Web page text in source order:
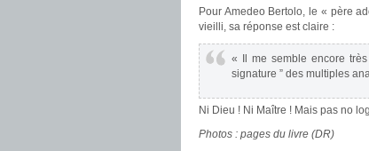
Pour Amedeo Bertolo, le « père
vieilli, sa réponse est claire :
« Il me semble encore
signature ” des multiples
Ni Dieu ! Ni Maître ! Mais pas no
Photos : pages du livre (DR)